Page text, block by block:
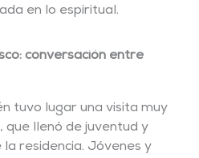
en lo espiritual.
conversación entre
tuvo lugar una visita muy
que llenó de juventud y
residencia. Jóvenes y